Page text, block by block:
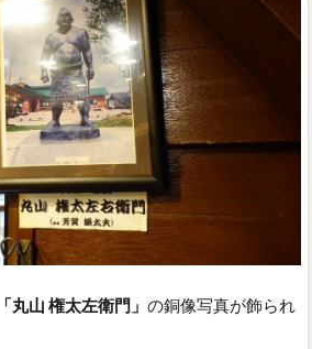
「丸山 権太左衛門」 の銅像写真が飾られ